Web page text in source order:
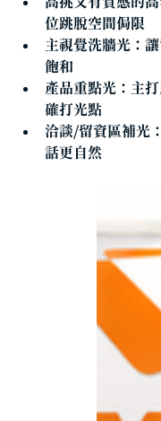
位跳脫空間侷限
主視覺洗牆光 ：
飽和
產品重點光 ：主
確打光點
洽談/留資區補光
話更自然